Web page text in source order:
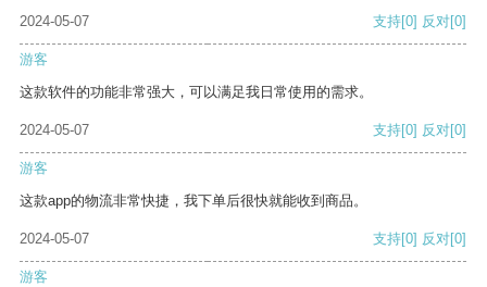
2024-05-07
支持[0] 反对[0]
游客
这款软件的功能非常强大，可以满足我日常使用的需求。
2024-05-07 支持[0] 反对[0]
游客
这款app的物流非常快捷，我下单后很快就能收到商品。
2024-05-07 支持[0] 反对[0]
游客